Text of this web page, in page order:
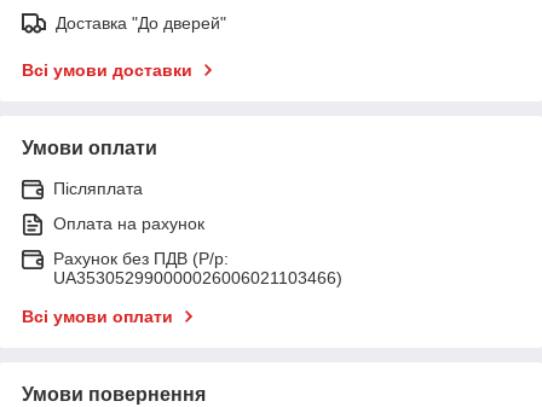
Доставка "До дверей"
Всі умови доставки
Умови оплати
Післяплата
Оплата на рахунок
Рахунок без ПДВ (Р/р:
UA353052990000026006021103466)
Всі умови оплати
Умови повернення